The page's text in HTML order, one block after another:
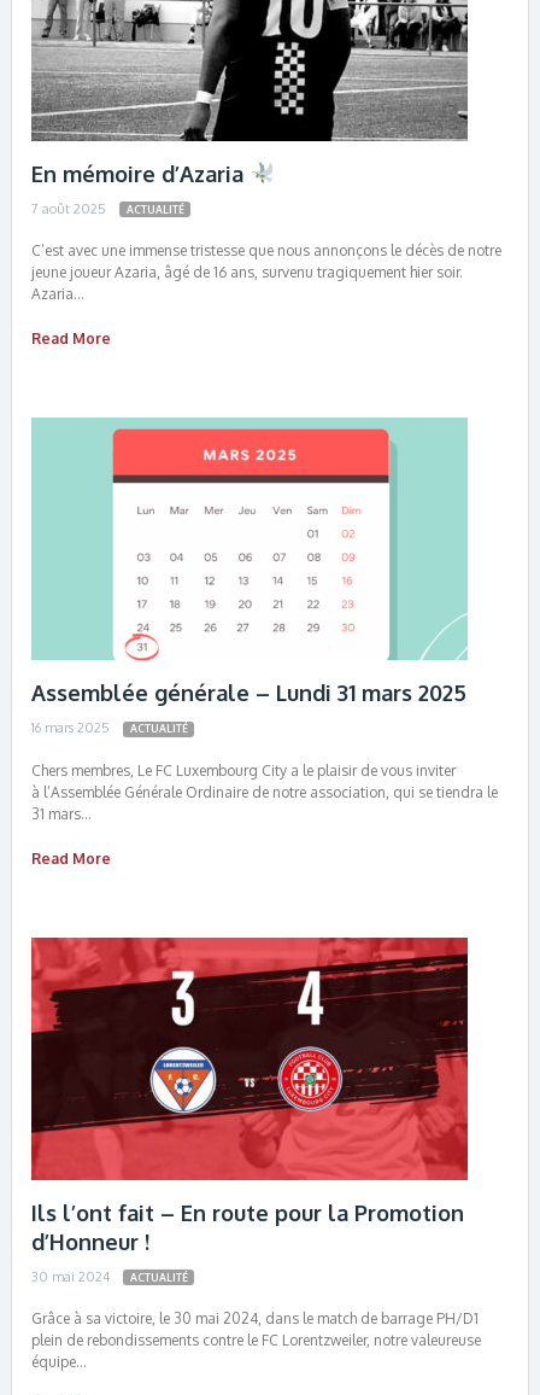
En mémoire d’Azaria
7 août 2025 ACTUALITÉ
C’est avec une immense tristesse que nous annonçons le décès de notre
jeune joueur Azaria, âgé de 16 ans, survenu tragiquement hier soir.
Azaria…
Read More
Assemblée générale – Lundi 31 mars 2025
16 mars 2025 ACTUALITÉ
Chers membres, Le FC Luxembourg City a le plaisir de vous inviter
à l’Assemblée Générale Ordinaire de notre association, qui se tiendra le
31 mars…
Read More
Ils l’ont fait – En route pour la Promotion
d’Honneur !
30 mai 2024 ACTUALITÉ
Grâce à sa victoire, le 30 mai 2024, dans le match de barrage PH/D1
plein de rebondissements contre le FC Lorentzweiler, notre valeureuse
équipe…